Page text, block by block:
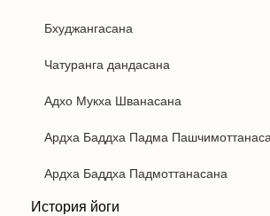
Бхуджангасана
Чатуранга дандасана
Адхо Мукха Шванасана
Ардха Баддха Падма
Ардха Баддха Падмоттанасана
История йоги